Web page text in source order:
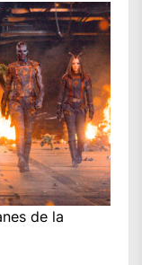
de la